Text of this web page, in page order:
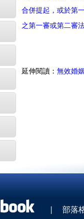
合併提起，或於第
之第一審或第二審
延伸閱讀： 無效婚
| 部落